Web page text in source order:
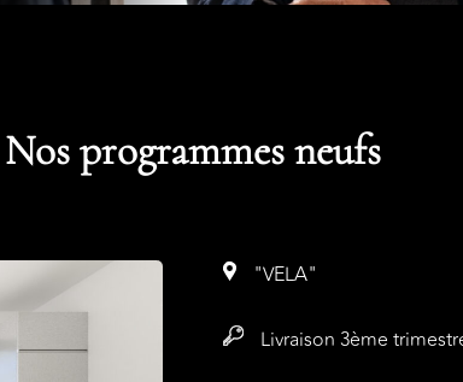
Nos programmes neufs
"VELA"
Livraison 3ème